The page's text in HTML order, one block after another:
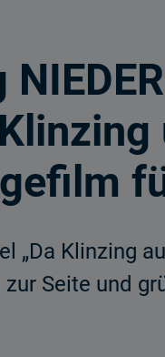
„Da Klinzing
Seite und